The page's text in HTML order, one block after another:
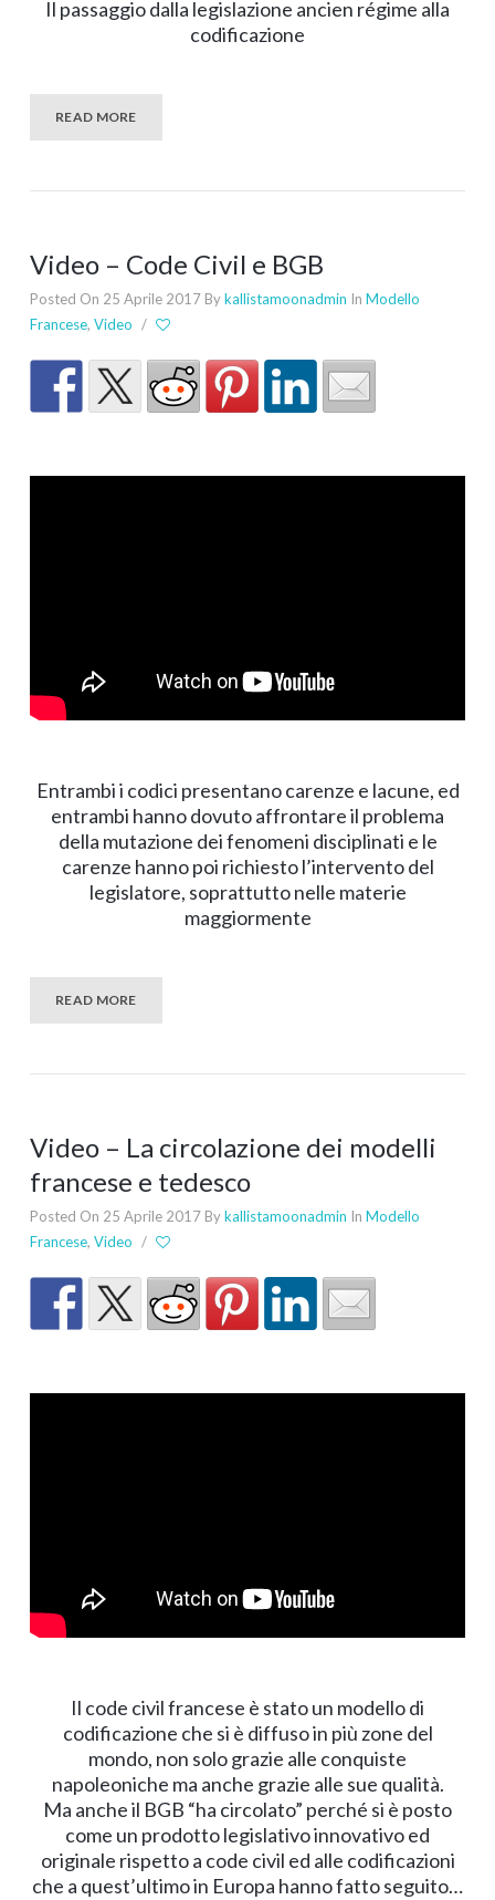
Il passaggio dalla legislazione ancien régime alla
codificazione
READ MORE
Video – Code Civil e BGB
Posted On 25 Aprile 2017 Bykallistamoonadmin In Modello
Francese, Video /
Entrambi i codici presentano carenze e lacune, ed
entrambi hanno dovuto affrontare il problema
della mutazione dei fenomeni disciplinati e le
carenze hanno poi richiesto l’intervento del
legislatore, soprattutto nelle materie
maggiormente
READ MORE
Video – La circolazione dei modelli
francese e tedesco
Posted On 25 Aprile 2017 Bykallistamoonadmin In Modello
Francese, Video /
Il code civil francese è stato un modello di
codificazione che si è diffuso in più zone del
mondo, non solo grazie alle conquiste
napoleoniche ma anche grazie alle sue qualità.
Ma anche il BGB “ha circolato” perché si è posto
come un prodotto legislativo innovativo ed
originale rispetto a code civil ed alle codificazioni
che a quest’ultimo in Europa hanno fatto seguito…